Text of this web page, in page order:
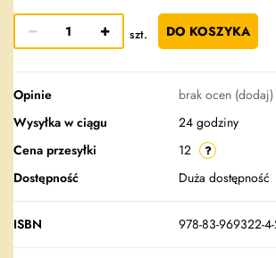
szt. DO KOSZYKA
Opinie brak ocen (dodaj)
Wysyłka w ciągu
24 godziny
Cena przesyłki
12
Dostępność
Duża dostępność
ISBN 978-83-969322-